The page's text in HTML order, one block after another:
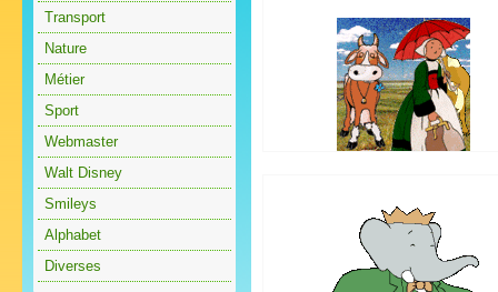
Transport
Nature
Métier
Sport
Webmaster
Walt Disney
Smileys
Alphabet
Diverses